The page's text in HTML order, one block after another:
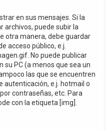
en sus mensajes. Si la
archivos, puede subir la
otra manera, debe guardar
acceso público, e.j.
No puede publicar
su PC (a menos que sea un
las que se encuentren
autenticación, e.j. hotmail o
contraseñas, etc. Para
con la etiqueta [img].